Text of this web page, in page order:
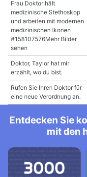
Frau Doktor hält
medizinische Stethoskop
und arbeiten mit modernen
medizinischen Ikonen
#158107576Mehr Bilder
sehen
Doktor, Taylor hat mir
erzählt, wo du bist.
Rufen Sie Ihren Doktor für
eine neue Verordnung an.
Entdecken Sie
mit den